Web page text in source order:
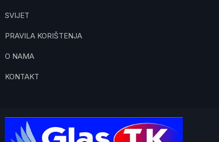
SVIJET
PRAVILA KORIŠTENJA
O NAMA
KONTAKT